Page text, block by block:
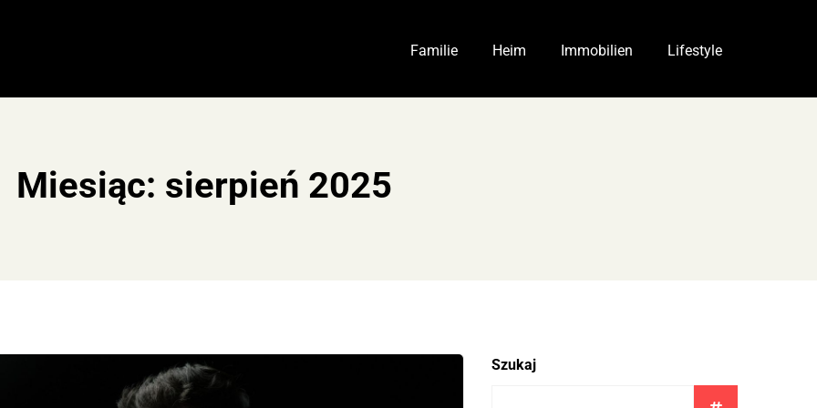
Familie Heim Immobilien Lifestyle
Miesiąc: sierpień 2025
Szukaj